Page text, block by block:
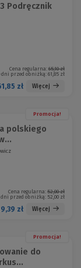
Podręcznik
Cena regularna: 65,10 zł
dni przed obniżką:61,85 zł
zł Więcej
Promocja!
polskiego
Cena regularna: 52,00 zł
dni przed obniżką: 52,00 zł
zł Więcej
Promocja!
do